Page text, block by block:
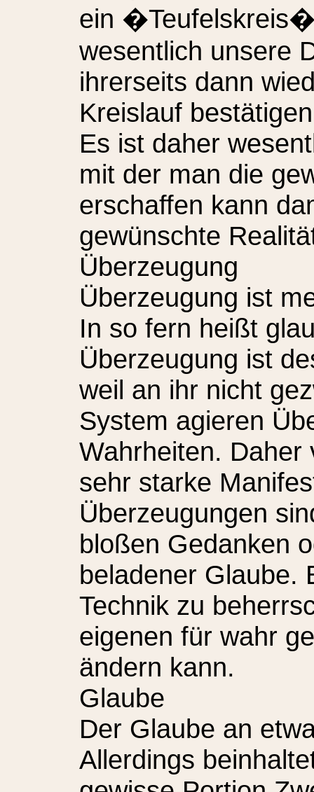
ein
wesentlich unsere
ihrerseits dann
Kreislauf
Es ist daher
mit der man die
erschaffen kann
gewünschte
Überzeugung
Überzeugung ist
In so fern heißt
Überzeugung ist
weil an ihr nicht
System agieren
Wahrheiten. Daher
sehr starke
Überzeugungen
bloßen Gedanken
beladener Glaube.
Technik zu
eigenen für wahr
ändern kann.
Glaube
Der Glaube an
Allerdings